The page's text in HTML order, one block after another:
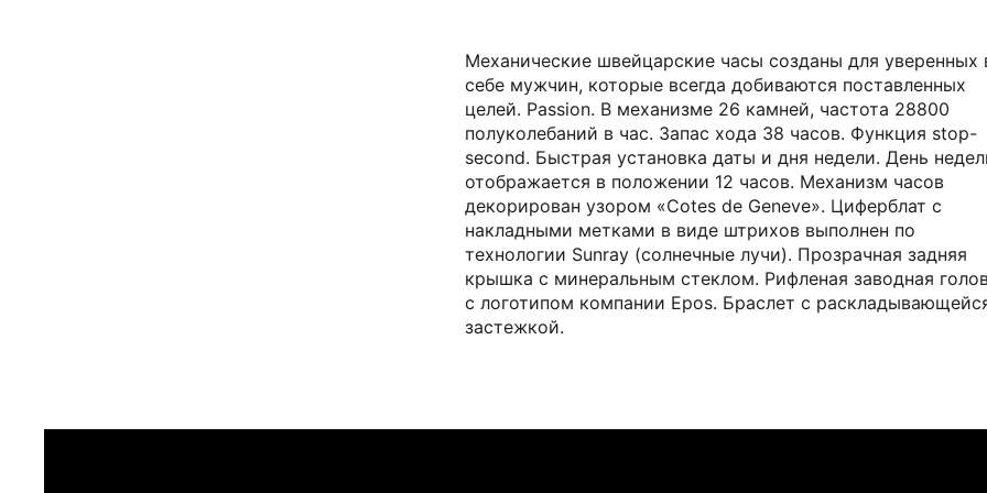
Механические швейцарские часы созданы для уверенных
себе мужчин, которые всегда добиваются поставленных
целей. Passion. В механизме 26 камней, частота 28800
полуколебаний в час. Запас хода 38 часов. Функция stop-
second. Быстрая установка даты и дня недели. День
отображается в положении 12 часов. Механизм часов
декорирован узором «Cotes de Geneve». Циферблат с
накладными метками в виде штрихов выполнен по
технологии Sunray (солнечные лучи). Прозрачная задняя
крышка с минеральным стеклом. Рифленая заводная
с логотипом компании Epos. Браслет с
застежкой.